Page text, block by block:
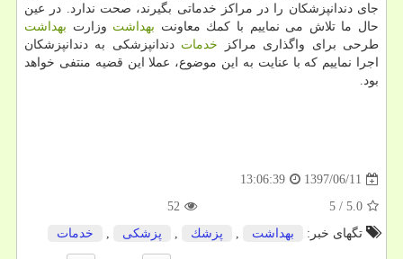
جای دندانپزشكان را در مراكز خدماتی بگیرند، صحت ندارد. در عین
حال ما تلاش می نماییم با كمك معاونت بهداشت وزارت بهداشت
طرحی برای واگذاری مراكز خدمات دندانپزشكی به دندانپزشكان
اجرا نماییم كه با عنایت به این موضوع، عملا این قضیه منتفی خواهد
بود.
1397/06/11
13:06:39
5.0
/
5
52
تگهای خبر:
بهداشت , پزشك , پزشكی , خدمات